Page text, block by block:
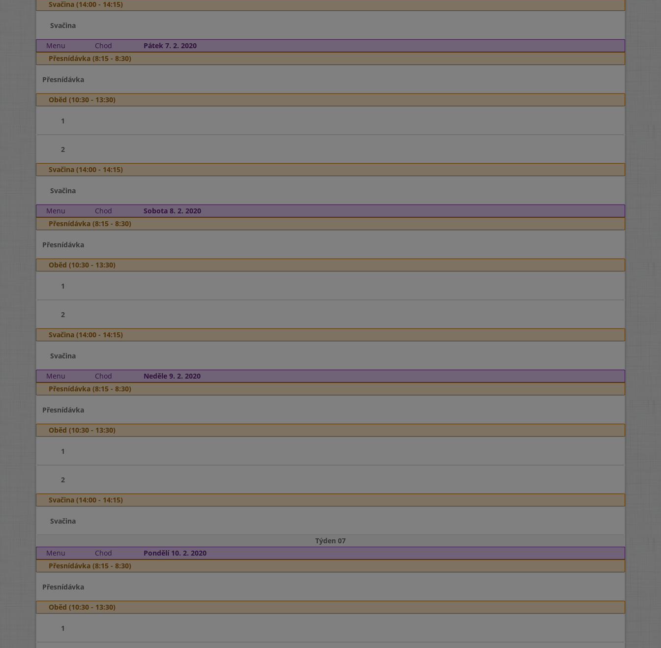
Svačina (14:00 - 14:15)
Svačina
Menu Chod
Pátek 7. 2. 2020
Přesnídávka (8:15 - 8:30)
Přesnídávka
Oběd (10:30 - 13:30)
1
2
Svačina (14:00 - 14:15)
Svačina
Menu Chod
Sobota 8. 2. 2020
Přesnídávka (8:15 - 8:30)
Přesnídávka
Oběd (10:30 - 13:30)
1
2
Svačina (14:00 - 14:15)
Svačina
Menu Chod
Neděle 9. 2. 2020
Přesnídávka (8:15 - 8:30)
Přesnídávka
Oběd (10:30 - 13:30)
1
2
Svačina (14:00 - 14:15)
Svačina
Týden 07
Menu
Chod
Pondělí 10. 2. 2020
Přesnídávka (8:15 - 8:30)
Přesnídávka
Oběd (10:30 - 13:30)
1